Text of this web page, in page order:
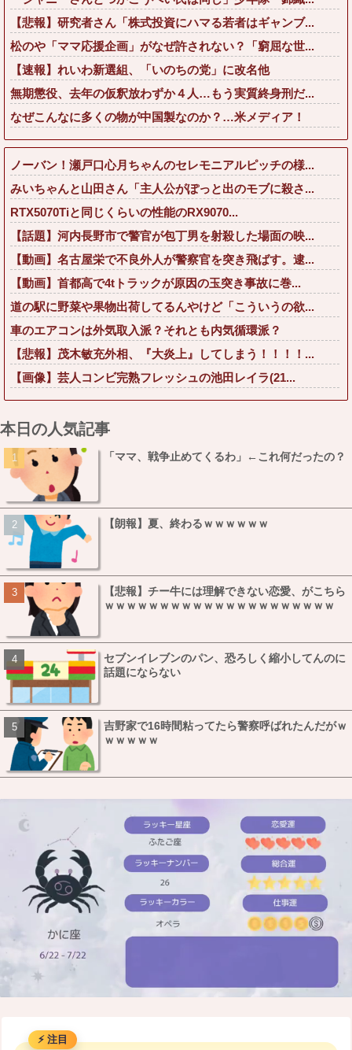
【悲報】研究者さん「株式投資にハマる若者はギャンブ...
松のや「ママ応援企画」がなぜ許されない？「窮屈な世...
【速報】れいわ新選組、「いのちの党」に改名他
無期懲役、去年の仮釈放わずか４人…もう実質終身刑だ...
なぜこんなに多くの物が中国製なのか？…米メディア！
ノーバン！瀬戸口心月ちゃんのセレモニアルピッチの様...
みいちゃんと山田さん「主人公がぽっと出のモブに殺さ...
RTX5070Tiと同じくらいの性能のRX9070...
【話題】河内長野市で警官が包丁男を射殺した場面の映...
【動画】名古屋栄で不良外人が警察官を突き飛ばす。逮...
【動画】首都高で4tトラックが原因の玉突き事故に巻...
道の駅に野菜や果物出荷してるんやけど「こういうの欲...
車のエアコンは外気取入派？それとも内気循環派？
【悲報】茂木敏充外相、『大炎上』してしまう！！！！...
【画像】芸人コンビ完熟フレッシュの池田レイラ(21...
本日の人気記事
「ママ、戦争止めてくるわ」←これ何だったの？
【朗報】夏、終わるｗｗｗｗｗｗ
【悲報】チー牛には理解できない恋愛、がこちら
ｗｗｗｗｗｗｗｗｗｗｗｗｗｗｗｗｗｗｗｗｗ
セブンイレブンのパン、恐ろしく縮小してんのに
話題にならない
吉野家で16時間粘ってたら警察呼ばれたんだがｗ
ｗｗｗｗｗ
M